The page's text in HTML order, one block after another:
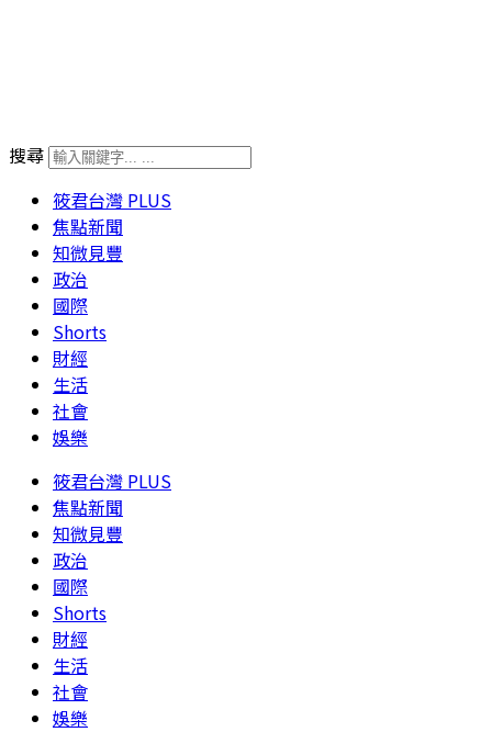
搜尋
筱君台灣 PLUS
焦點新聞
知微見豐
政治
國際
Shorts
財經
生活
社會
娛樂
筱君台灣 PLUS
焦點新聞
知微見豐
政治
國際
Shorts
財經
生活
社會
娛樂